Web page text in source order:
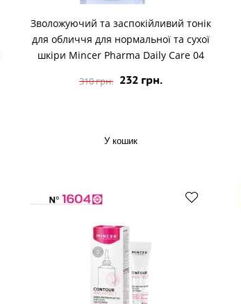
Зволожуючий та заспокійливий тонік
для обличчя для нормальної та сухої
шкіри Mincer Pharma Daily Care 04
310 грн. 232 грн.
У кошик